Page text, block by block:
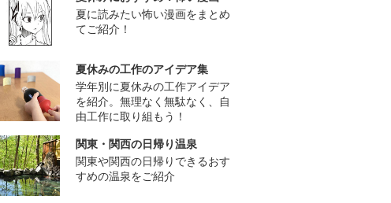
夏に読みたい怖い漫画をまとめ
てご紹介！
夏休みの工作のアイデア集
学年別に夏休みの工作アイデア
を紹介。無理なく無駄なく、自
由工作に取り組もう！
関東・関西の日帰り温泉
関東や関西の日帰りできるおす
すめの温泉をご紹介